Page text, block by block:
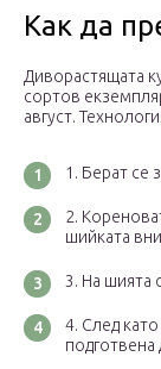
Как да
Диворастящата
сортов
август.
Берат се
шийката
На шията
След
подготвена